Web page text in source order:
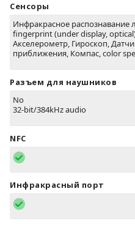
Сенсоры
Инфракрасное распознавание
fingerprint (under display,
Акселерометр, Гироскоп,
приближения, Компас, color
Разъем для наушников
No
32-bit/384kHz audio
NFC
Инфракрасный порт